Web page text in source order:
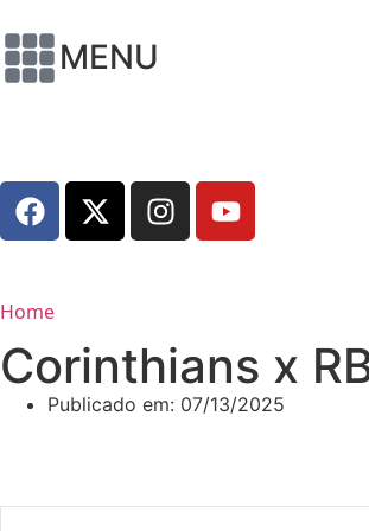
MENU
Home
Corinthians x
Publicado em: 07/13/2025